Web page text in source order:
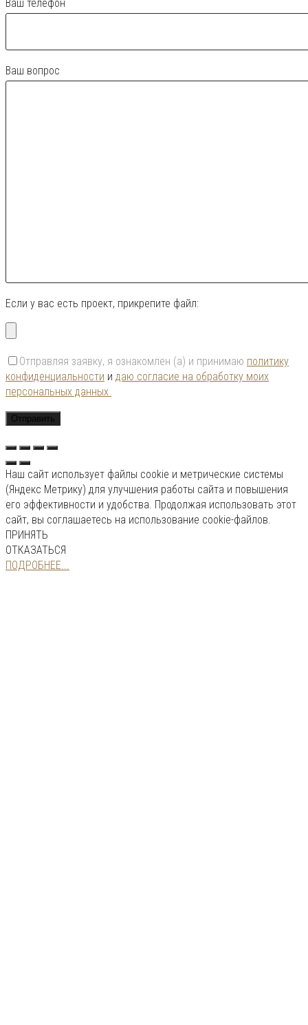
Ваш телефон
Ваш вопрос
Если у вас есть проект, прикрепите файл:
Отправляя заявку, я ознакомлен (а) и принимаю политику
конфиденциальности и даю согласие на обработку моих
персональных данных
Наш сайт использует файлы cookie и метрические системы
(Яндекс Метрику) для улучшения работы сайта и повышения
его эффективности и удобства. Продолжая использовать этот
сайт, вы соглашаетесь на использование cookie-файлов.
ПРИНЯТЬ
ОТКАЗАТЬСЯ
ПОДРОБНЕЕ...